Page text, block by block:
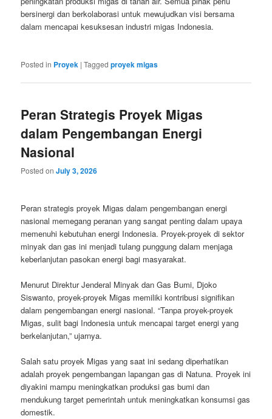
bersinergi dan berkolaborasi untuk mewujudkan visi bersama
dalam mencapai kesuksesan industri migas Indonesia.
Posted in Proyek |Tagged proyek migas
Peran Strategis Proyek Migas
dalam Pengembangan Energi
Nasional
Posted onJuly 3, 2026
Peran strategis proyek Migas dalam pengembangan energi
nasional memegang peranan yang sangat penting dalam upaya
memenuhi kebutuhan energi Indonesia. Proyek-proyek di sektor
minyak dan gas ini menjadi tulang punggung dalam menjaga
keberlanjutan pasokan energi bagi masyarakat.
Menurut Direktur Jenderal Minyak dan Gas Bumi, Djoko
Siswanto, proyek-proyek Migas memiliki kontribusi signifikan
dalam pengembangan energi nasional. “Tanpa proyek-proyek
Migas, sulit bagi Indonesia untuk mencapai target energi yang
berkelanjutan,” ujarnya.
Salah satu proyek Migas yang saat ini sedang diperhatikan
adalah proyek pengembangan lapangan gas di Natuna. Proyek ini
diyakini mampu meningkatkan produksi gas bumi dan
mendukung target pemerintah untuk meningkatkan konsumsi gas
domestik.